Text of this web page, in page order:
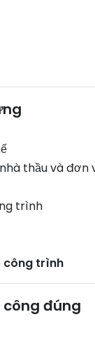
thầu và đơn
trình
công trình
công đúng